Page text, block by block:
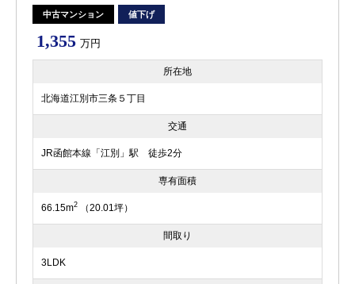
中古マンション 値下げ
1,355 万円
所在地
北海道江別市三条５丁目
交通
JR函館本線「江別」駅 徒歩2分
専有面積
66.15m2 （20.01坪）
間取り
3LDK